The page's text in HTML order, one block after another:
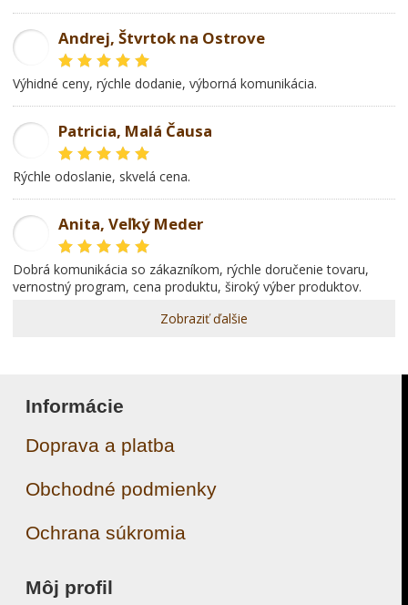
Andrej, Štvrtok na Ostrove
Výhidné ceny, rýchle dodanie, výborná komunikácia.
Patricia, Malá Čausa
rýchle odoslanie, skvelá cena.
Anita, Veľký Meder
dobrá komunikácia so zákazníkom, rýchle doručenie tovaru,
vernostný program, cena produktu, široký výber produktov.
Zobraziť ďalšie
Informácie
Doprava a platba
Obchodné podmienky
Ochrana súkromia
Môj profil